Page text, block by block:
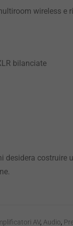
wireless
bilanciate
desidera costruire
AV, Audio,